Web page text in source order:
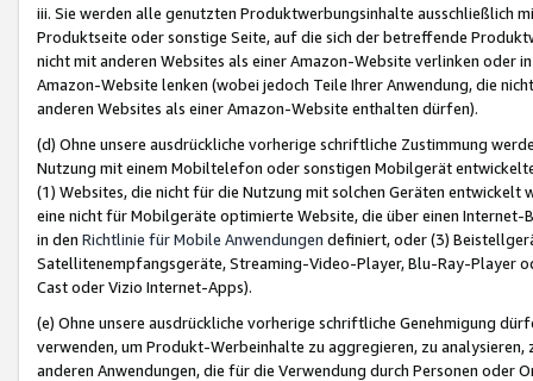
iii. Sie werden alle genutzten Produktwerbungsinhalte ausschließlich
Produktseite oder sonstige Seite, auf die sich der betreffende
nicht mit anderen Websites als einer Amazon-Website verlinken oder
Amazon-Website lenken (wobei jedoch Teile Ihrer Anwendung, die
anderen Websites als einer Amazon-Website enthalten dürfen).
(d) Ohne unsere ausdrückliche vorherige schriftliche Zustimmung
Nutzung mit einem Mobiltelefon oder sonstigen Mobilgerät
(1) Websites, die nicht für die Nutzung mit solchen Geräten
eine nicht für Mobilgeräte optimierte Website, die über einen
in den Richtlinie für Mobile Anwendungen definiert, oder (3)
Satellitenempfangsgeräte, Streaming-Video-Player, Blu-Ray-Player
Cast oder Vizio Internet-Apps).
(e) Ohne unsere ausdrückliche vorherige schriftliche Genehmigung
verwenden, um Produkt-Werbeinhalte zu aggregieren, zu
anderen Anwendungen, die für die Verwendung durch Personen